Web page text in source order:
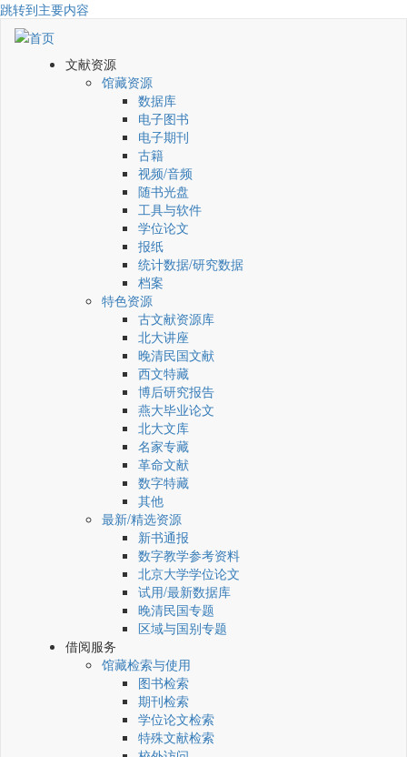
跳转到主要内容
文献资源
馆藏资源
数据库
电子图书
电子期刊
古籍
视频/音频
随书光盘
工具与软件
学位论文
报纸
统计数据/研究数据
档案
特色资源
古文献资源库
北大讲座
晚清民国文献
西文特藏
博后研究报告
燕大毕业论文
北大文库
名家专藏
革命文献
数字特藏
其他
最新/精选资源
新书通报
数字教学参考资料
北京大学学位论文
试用/最新数据库
晚清民国专题
区域与国别专题
借阅服务
馆藏检索与使用
图书检索
期刊检索
学位论文检索
特殊文献检索